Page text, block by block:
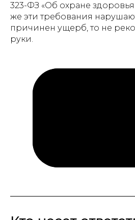
323-ФЗ «Об охране
же эти требования
причинен ущерб, то не
руки.